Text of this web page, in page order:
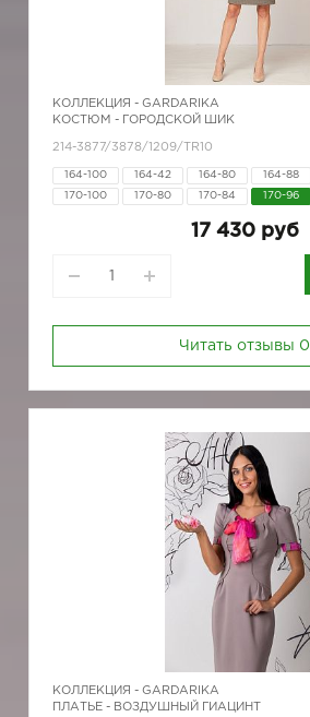
КОЛЛЕКЦИЯ - GARDARIKA
КОСТЮМ - ГОРОДСКОЙ ШИК
214-3877/3878/1209/TR10
164-100 164-42 164-80 164-88
170-100 170-80 170-84 170-96
17 430 руб
Читать отзывы 0
КОЛЛЕКЦИЯ - GARDARIKA
ПЛАТЬЕ - ВОЗДУШНЫЙ ГИАЦИНТ